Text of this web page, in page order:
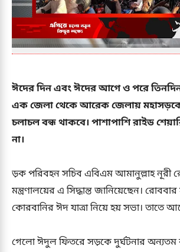
ঈদের দিন এবং ঈদের আগে ও পরে
এক জেলা থেকে আরেক জেলায়
চলাচল বন্ধ থাকবে। পাশাপাশি রাইড
না।
ড়ক পরিবহন সচিব এবিএম আমানুল্লাহ নূরী
মন্ত্রণালয়ের এ সিদ্ধান্ত জানিয়েছেন।
কোরবানির ঈদ যাত্রা নিয়ে হয় সভা। তাতে
গেলো ঈদুল ফিতরে সড়কে দুর্ঘটনার অন্যতম